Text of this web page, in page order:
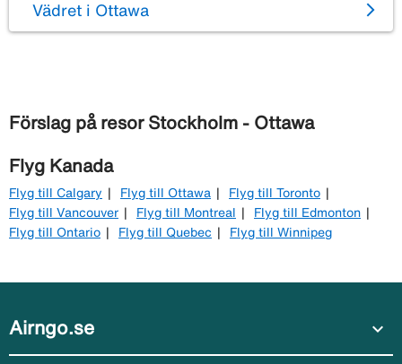
Vädret i Ottawa
Förslag på resor Stockholm - Ottawa
Flyg Kanada
Flyg till Calgary Flyg till Ottawa
Flyg till Toronto
Flyg till Vancouver
Flyg till Montreal
Flyg till Edmonton
Flyg till Ontario
Flyg till Quebec Flyg till Winnipeg
Airngo.se expand_more